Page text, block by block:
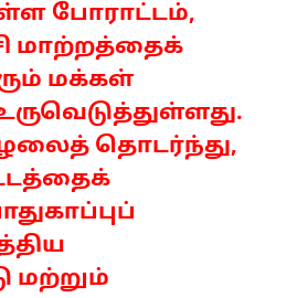
போராட்டம்,
மாற்றத்தைக்
மக்கள்
தொடர்ந்து,
மற்றும்